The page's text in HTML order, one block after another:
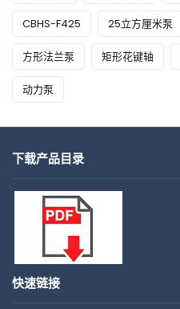
CBHS-F425 25立方厘米泵
方形法兰泵 矩形花键轴
动力泵
下载产品目录
快速链接